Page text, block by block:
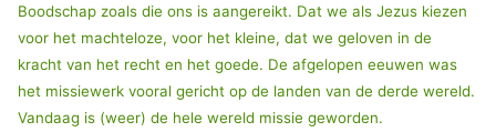
Boodschap zoals die ons is aangereikt. Dat we als Jezus kiezen
voor het machteloze, voor het kleine, dat we geloven in de
kracht van het recht en het goede. De afgelopen eeuwen was
het missiewerk vooral gericht op de landen van de derde wereld.
Vandaag is (weer) de hele wereld missie geworden.